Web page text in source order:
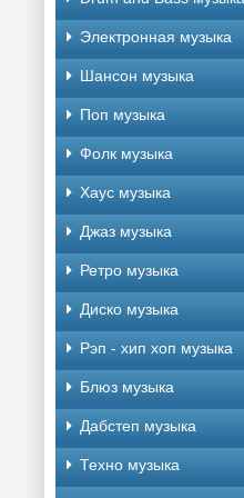
Электронная музыка
Шансон музыка
Поп музыка
Фолк музыка
Хаус музыка
Джаз музыка
Ретро музыка
Диско музыка
Рэп - хип хоп музыка
Блюз музыка
Дабстеп музыка
Техно музыка